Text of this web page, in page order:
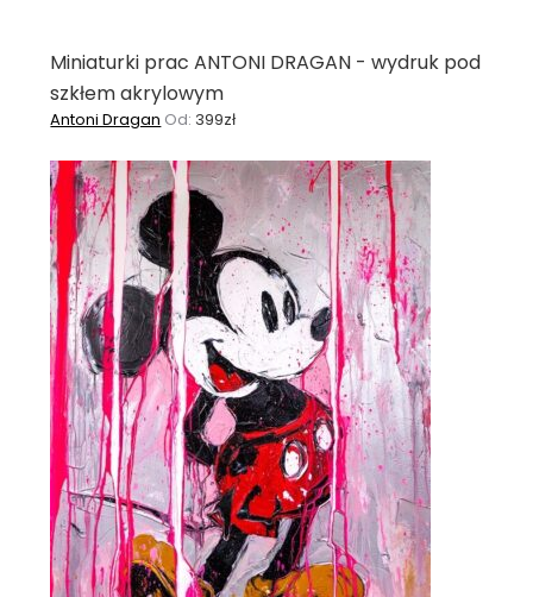
Miniaturki prac ANTONI DRAGAN - wydruk pod
szkłem akrylowym
Antoni Dragan Od: 399zł